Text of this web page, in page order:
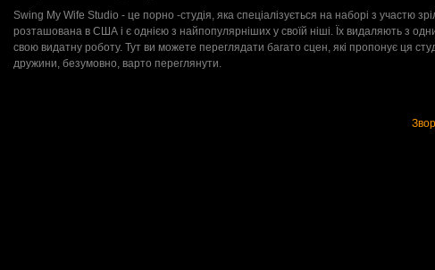
Swing My Wife Studio - це порно -студія, яка спеціалізується на наборі з участю
розташована в США і є однією з найпопулярніших у своїй ніші. Їх видаляють з
свою видатну роботу. Тут ви можете переглядати багато сцен, які пропонує ця
дружини, безумовно, варто переглянути.